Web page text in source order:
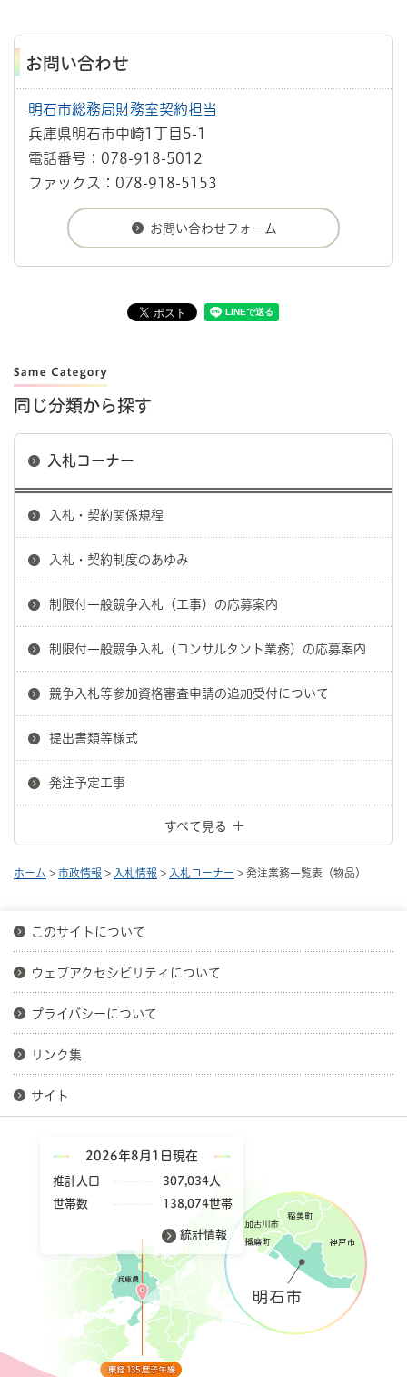
お問い合わせ
明石市総務局財務室契約担当
兵庫県明石市中崎1丁目5-1
電話番号：078-918-5012
ファックス：078-918-5153
同じ分類から探す
入札コーナー
入札・契約関係規程
入札・契約制度のあゆみ
制限付一般競争入札（工事）の応募案内
制限付一般競争入札（コンサルタント業務）の応募案内
競争入札等参加資格審査申請の追加受付について
提出書類等様式
発注予定工事
すべて見る
ホーム > 市政情報 > 入札情報 > 入札コーナー > 発注業務一覧表（物品）
このサイトについて
ウェブアクセシビリティについて
プライバシーについて
リンク集
サイト
2026年8月1日現在
推計人口
307,034人
世帯数
138,074世帯
統計情報